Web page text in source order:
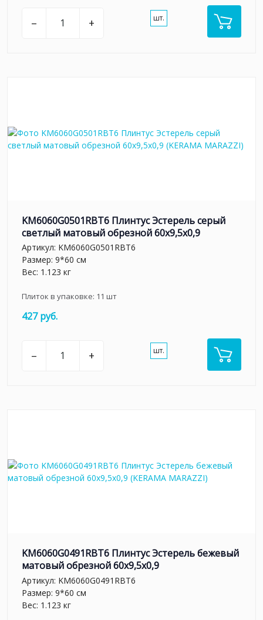
– + шт.
KM6060G0501RBT6 Плинтус Эстерель серый
светлый матовый обрезной 60x9,5x0,9
Артикул: KM6060G0501RBT6
Размер: 9*60 см
Вес: 1.123 кг
Плиток в упаковке: 11 шт
427 руб.
– + шт.
KM6060G0491RBT6 Плинтус Эстерель бежевый
матовый обрезной 60x9,5x0,9
Артикул: KM6060G0491RBT6
Размер: 9*60 см
Вес: 1.123 кг